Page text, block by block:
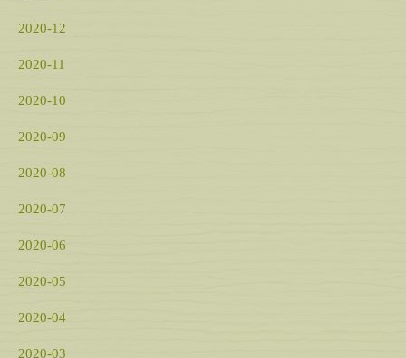
2020-12
2020-11
2020-10
2020-09
2020-08
2020-07
2020-06
2020-05
2020-04
2020-03